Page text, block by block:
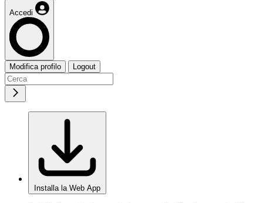
Accedi
Modifica profilo Logout
Installa la Web App